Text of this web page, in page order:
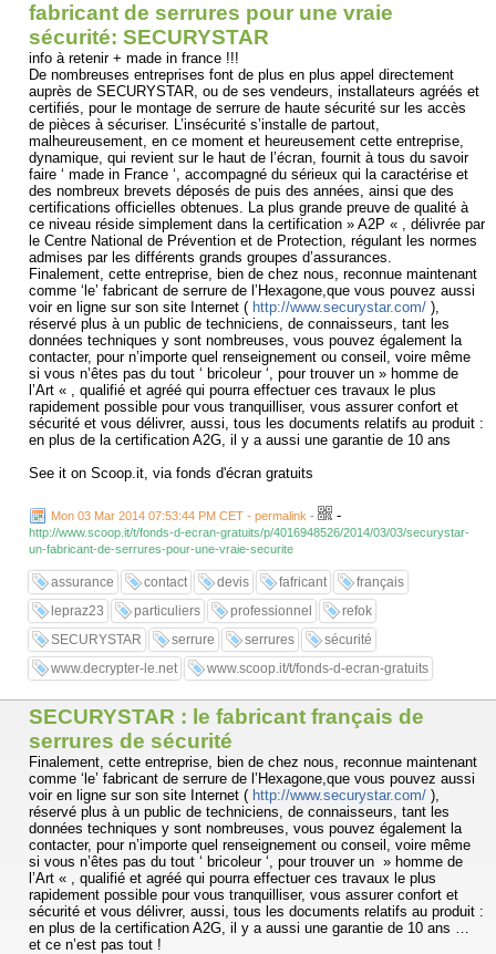
fabricant de serrures pour une vraie
sécurité: SECURYSTAR
info à retenir + made in france !!!
De nombreuses entreprises font de plus en plus appel directement
auprès de SECURYSTAR, ou de ses vendeurs, installateurs agréés et
certifiés, pour le montage de serrure de haute sécurité sur les accès
de pièces à sécuriser. L’insécurité s’installe de partout,
malheureusement, en ce moment et heureusement cette entreprise,
dynamique, qui revient sur le haut de l’écran, fournit à tous du savoir
faire ‘ made in France ‘, accompagné du sérieux qui la caractérise et
des nombreux brevets déposés de puis des années, ainsi que des
certifications officielles obtenues. La plus grande preuve de qualité à
ce niveau réside simplement dans la certification » A2P « , délivrée par
le Centre National de Prévention et de Protection, régulant les normes
admises par les différents grands groupes d’assurances.
Finalement, cette entreprise, bien de chez nous, reconnue maintenant
comme ‘le’ fabricant de serrure de l’Hexagone,que vous pouvez aussi
voir en ligne sur son site Internet ( http://www.securystar.com/ ),
réservé plus à un public de techniciens, de connaisseurs, tant les
données techniques y sont nombreuses, vous pouvez également la
contacter, pour n’importe quel renseignement ou conseil, voire même
si vous n’êtes pas du tout ‘ bricoleur ‘, pour trouver un » homme de
l’Art « , qualifié et agréé qui pourra effectuer ces travaux le plus
rapidement possible pour vous tranquilliser, vous assurer confort et
sécurité et vous délivrer, aussi, tous les documents relatifs au produit :
en plus de la certification A2G, il y a aussi une garantie de 10 ans
See it on Scoop.it, via fonds d'écran gratuits
Mon 03 Mar 2014 07:53:44 PM CET - permalink - -
http://www.scoop.it/t/fonds-d-ecran-gratuits/p/4016948526/2014/03/03/securystar-
un-fabricant-de-serrures-pour-une-vraie-securite
assurance contact devis fafricant
français
lepraz23
particuliers professionnel
refok
SECURYSTAR
serrure serrures
sécurité
www.decrypter-le.net
www.scoop.it/t/fonds-d-ecran-gratuits
SECURYSTAR : le fabricant français de
serrures de sécurité
Finalement, cette entreprise, bien de chez nous, reconnue maintenant
comme ‘le’ fabricant de serrure de l’Hexagone,que vous pouvez aussi
voir en ligne sur son site Internet ( http://www.securystar.com/ ),
réservé plus à un public de techniciens, de connaisseurs, tant les
données techniques y sont nombreuses, vous pouvez également la
contacter, pour n’importe quel renseignement ou conseil, voire même
si vous n’êtes pas du tout ‘ bricoleur ‘, pour trouver un » homme de
l’Art « , qualifié et agréé qui pourra effectuer ces travaux le plus
rapidement possible pour vous tranquilliser, vous assurer confort et
sécurité et vous délivrer, aussi, tous les documents relatifs au produit :
en plus de la certification A2G, il y a aussi une garantie de 10 ans …
et ce n’est pas tout !